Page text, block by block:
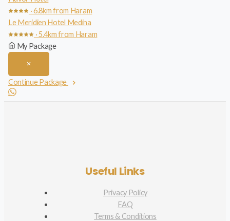
· 6.8km from Haram
Le Meridien Hotel Medina
· 5.4km from Haram
My Package
Continue Package
Useful Links
Privacy Policy
FAQ
Terms & Conditions